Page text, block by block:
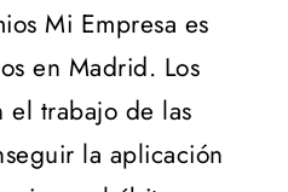
Mi Empresa es
en Madrid. Los
el trabajo de las
la aplicación